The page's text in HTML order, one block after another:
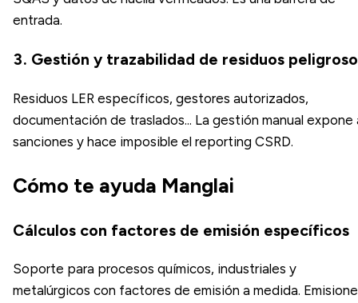
entrada.
3. Gestión y trazabilidad de residuos
Residuos LER específicos, gestores autorizados,
documentación de traslados... La gestión manual expone
sanciones y hace imposible el reporting CSRD.
Cómo te ayuda Manglai
Cálculos con factores de emisión específicos
Soporte para procesos químicos, industriales y
metalúrgicos con factores de emisión a medida.